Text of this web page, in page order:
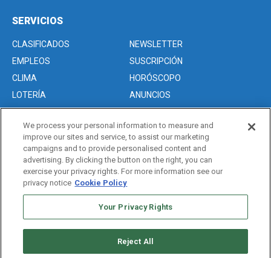
SERVICIOS
CLASIFICADOS
NEWSLETTER
EMPLEOS
SUSCRIPCIÓN
CLIMA
HORÓSCOPO
LOTERÍA
ANUNCIOS
Acerca de nosotros
Advertise with Us/Anuncios
Politica de Privacidad
Editorial Guidelines
We process your personal information to measure and
improve our sites and service, to assist our marketing
campaigns and to provide personalised content and
advertising. By clicking the button on the right, you can
exercise your privacy rights. For more information see our
privacy notice Cookie Policy
Your Privacy Rights
Reject All